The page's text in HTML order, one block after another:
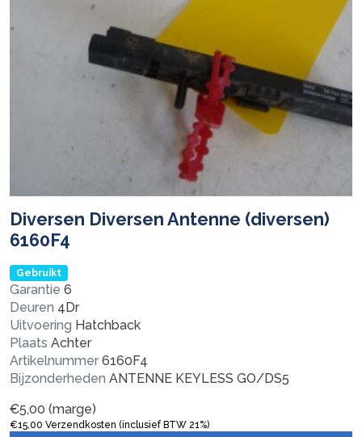
Diversen Diversen Antenne (diversen)
6160F4
Gebruikt
Garantie 6
Deuren 4Dr
Uitvoering Hatchback
Plaats Achter
Artikelnummer 6160F4
Bijzonderheden ANTENNE KEYLESS GO/DS5
€5,00 (marge)
€15,00 Verzendkosten (inclusief BTW 21%)